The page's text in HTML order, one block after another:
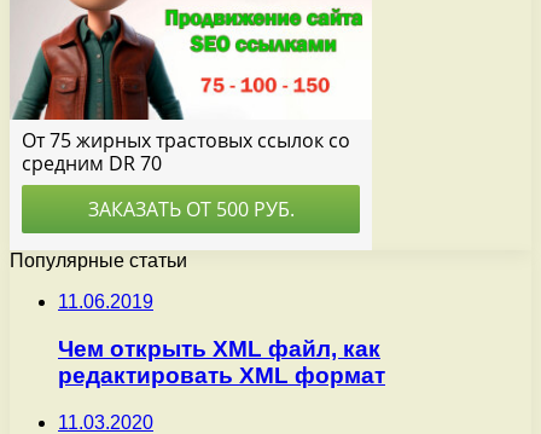
Популярные статьи
11.06.2019
Чем открыть XML файл, как
редактировать XML формат
11.03.2020